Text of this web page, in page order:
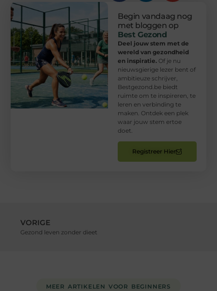
Begin vandaag nog
met bloggen op
Best Gezond
Deel jouw stem met de
wereld van gezondheid
en inspiratie.Of je nu
nieuwsgierige lezer bent of
ambitieuze schrijver,
Bestgezond.be biedt
ruimte om te inspireren, te
leren en verbinding te
maken. Ontdek een plek
waar jouw stem ertoe
doet.
Registreer Hier
VORIGE
Gezond leven zonder dieet
MEER ARTIKELEN VOOR BEGINNERS